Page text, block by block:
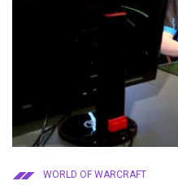
WORLD OF WARCRAFT